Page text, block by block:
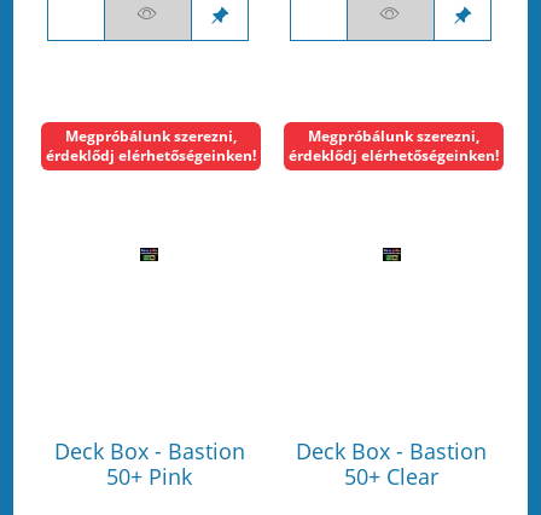
Deck Box - Bastion
50+ Pink
Megpróbálunk szerezni,
érdeklődj elérhetőségeinken!
Deck Box - Bastion
50+ Clear
Megpróbálunk szerezni,
érdeklődj elérhetőségeinken!